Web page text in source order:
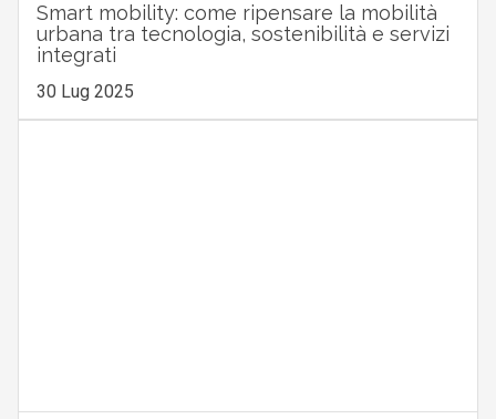
Smart mobility: come ripensare la mobilità
urbana tra tecnologia, sostenibilità e servizi
integrati
30 Lug 2025